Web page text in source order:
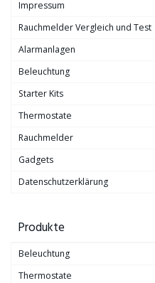
Impressum
Rauchmelder Vergleich und Test
Alarmanlagen
Beleuchtung
Starter Kits
Thermostate
Rauchmelder
Gadgets
Datenschutzerklärung
Produkte
Beleuchtung
Thermostate